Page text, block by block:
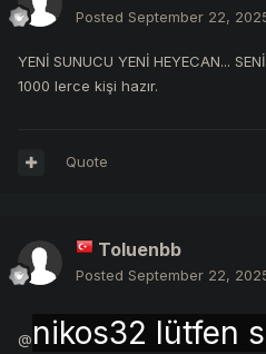
Posted September 22,
YENİ SUNUCU YENİ HEYECAN...
1000 lerce kişi hazır.
Quote
Toluenbb
Posted September 22,
@nikos32 lütfen